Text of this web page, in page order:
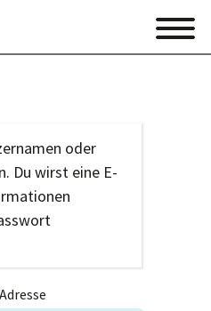
oder
Du wirst eine E-